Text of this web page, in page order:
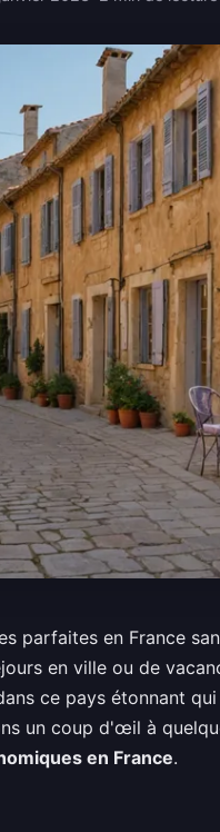
parfaites en France
en ville ou de
ce pays étonnant
un coup d'œil à
en France.